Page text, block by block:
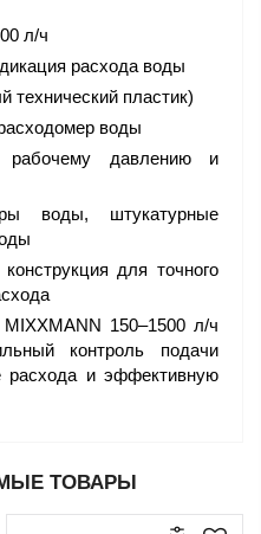
л/ч
расхода воды
технический пластик)
воды
давлению и
воды, штукатурные
конструкция для точного
150–1500 л/ч
контроль подачи
расхода и эффективную
ТОВАРЫ